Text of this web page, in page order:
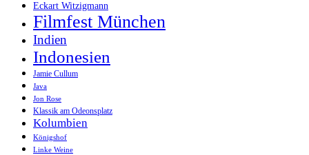
Eckart Witzigmann
Filmfest München
Indien
Indonesien
Jamie Cullum
Java
Jon Rose
Klassik am Odeonsplatz
Kolumbien
Königshof
Linke Weine